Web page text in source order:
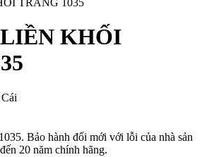
KHỐI
Bảo hành đổi mới với lỗi của nhà sản
20 năm chính hãng.